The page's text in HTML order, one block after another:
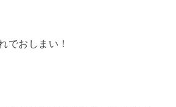
でおしまい！